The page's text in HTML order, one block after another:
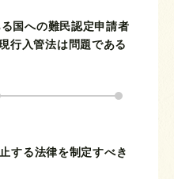
国への難民認定申請者
行入管法は問題である
する法律を制定すべき